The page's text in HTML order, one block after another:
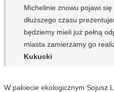
Michelinie znowu pojawi
dłuższego czasu
będziemy mieli już pełną
miasta zamierzamy go
Kukucki
W pakiecie ekologicznym Sojusz